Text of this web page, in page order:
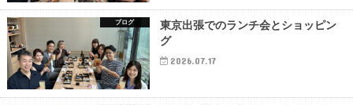
ブログ
東京出張でのランチ会とショッピン
グ
2026.07.17